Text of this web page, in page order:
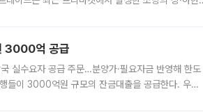
3000억 공급
실수요자 공급 주문…분양가·필요자금 반영해 한도
들이 3000억원 규모의 잔금대출을 공급한다. 우리